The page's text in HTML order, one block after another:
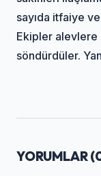
sayıda itfaiye
Ekipler alevlere
söndürdüler.
YORUMLAR (